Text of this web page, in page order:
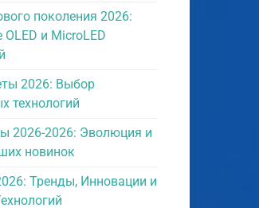
поколения 2026:
OLED и MicroLED
2026: Выбор
технологий
2026-2026: Эволюция и
новинок
Тренды, Инновации и